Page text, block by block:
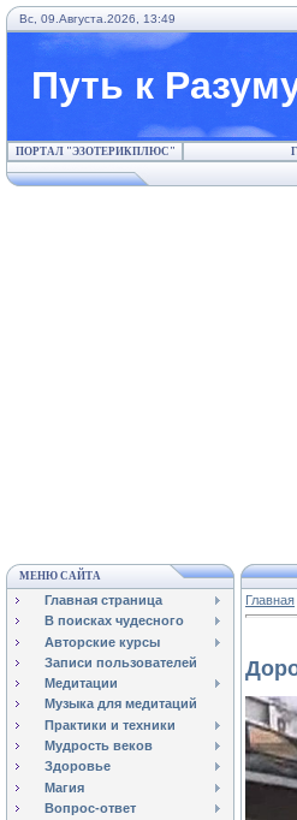
Вс, 09.Августа.2026, 13:49
Путь к
ПОРТАЛ "ЭЗОТЕРИКПЛЮС"
МЕНЮ САЙТА
Главная страница
В поисках чудесного
Авторские курсы
Записи пользователей
Медитации
Музыка для медитаций
Практики и техники
Мудрость веков
Здоровье
Магия
Вопрос-ответ
Главная